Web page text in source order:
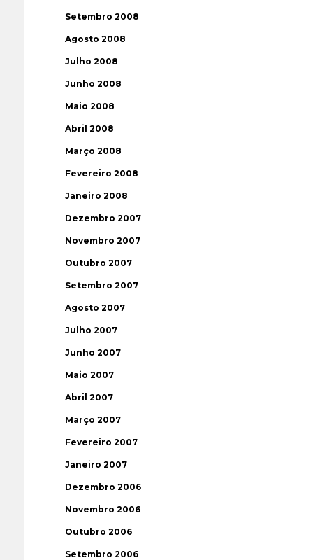
Setembro 2008
Agosto 2008
Julho 2008
Junho 2008
Maio 2008
Abril 2008
Março 2008
Fevereiro 2008
Janeiro 2008
Dezembro 2007
Novembro 2007
Outubro 2007
Setembro 2007
Agosto 2007
Julho 2007
Junho 2007
Maio 2007
Abril 2007
Março 2007
Fevereiro 2007
Janeiro 2007
Dezembro 2006
Novembro 2006
Outubro 2006
Setembro 2006